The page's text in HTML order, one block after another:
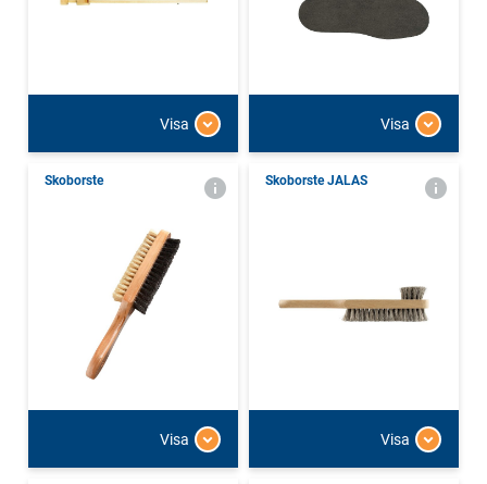
Visa Visa
Skoborste
Visa
Skoborste JALAS
Visa